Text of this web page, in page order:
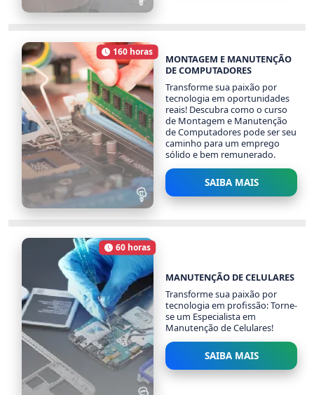
CUIDADOR DE IDOSOS
1473 alunos
MONTAGEM E
MANUTENÇÃO DE
COMPUTADORES
7254 alunos
160 horas
Carga Horária
MONTAGEM E MANUTENÇÃO
DE COMPUTADORES
Transforme sua paixão por
tecnologia em oportunidades
reais! Descubra como o curso
de Montagem e Manutenção
de Computadores pode ser seu
caminho para um emprego
sólido e bem remunerado.
SAIBA MAIS
60 horas
Carga Horária
MANUTENÇÃO DE CELULARES
Transforme sua paixão por
tecnologia em profissão: Torne-
se um Especialista em
Manutenção de Celulares!
SAIBA MAIS